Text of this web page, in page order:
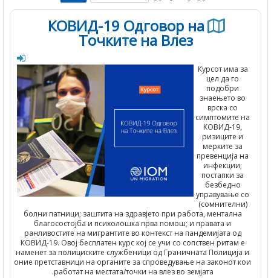
КОВИД-19 Одговор на
Точките на Влез
Курсот има
цел да го
подобри
знаењето
симптомите
КОВИД-
ризиците
мерките
превенција
постапки
безбедно
управување
болни патници; заштита на здравјето при работа,
благосостојба и психолошка прва помош; и правата и
ранливостите на мигрантите во контекст на пандемијата од
КОВИД-19. Овој бесплатен курс кој се учи со сопствен ритам
наменет за полициските службеници од Граничната
оние претставници на органите за спроведување на законот
работат на местата/точки на влез во земјата.